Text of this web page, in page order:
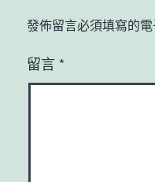
發佈留言必須填寫的
留言 *